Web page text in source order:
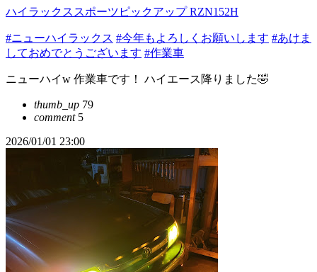
ハイラックススポーツピックアップ RZN152H
#ニューハイラックス #今年もよろしくお願いします #あけま
しておめでとうございます #作業車
ニューハイw 作業車です！ ハイエース降りました🤣
thumb_up 79
comment5
2026/01/01 23:00